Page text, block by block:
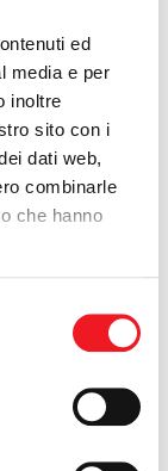
ed
media e per
inoltre
sito con i
dati web,
combinarle
che hanno
concedere
Master Kinder.
ed attende il